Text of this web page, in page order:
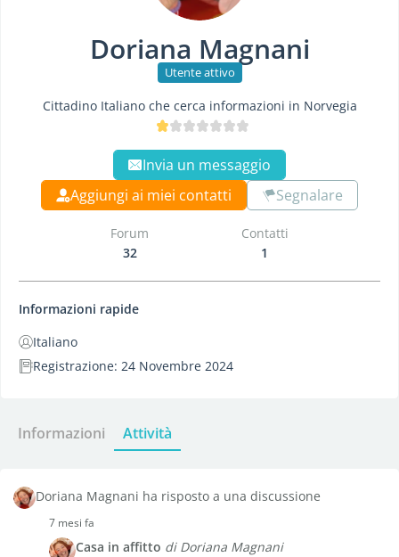
Doriana Magnani
Utente attivo
Cittadino Italiano che cerca informazioni in Norvegia
Invia un messaggio
Aggiungi ai miei contatti
Segnalare
Forum
32
Contatti
1
Informazioni rapide
Italiano
Registrazione: 24 Novembre 2024
Informazioni Attività
Doriana Magnani ha risposto a una discussione
7 mesi fa
Casa in affitto di Doriana Magnani